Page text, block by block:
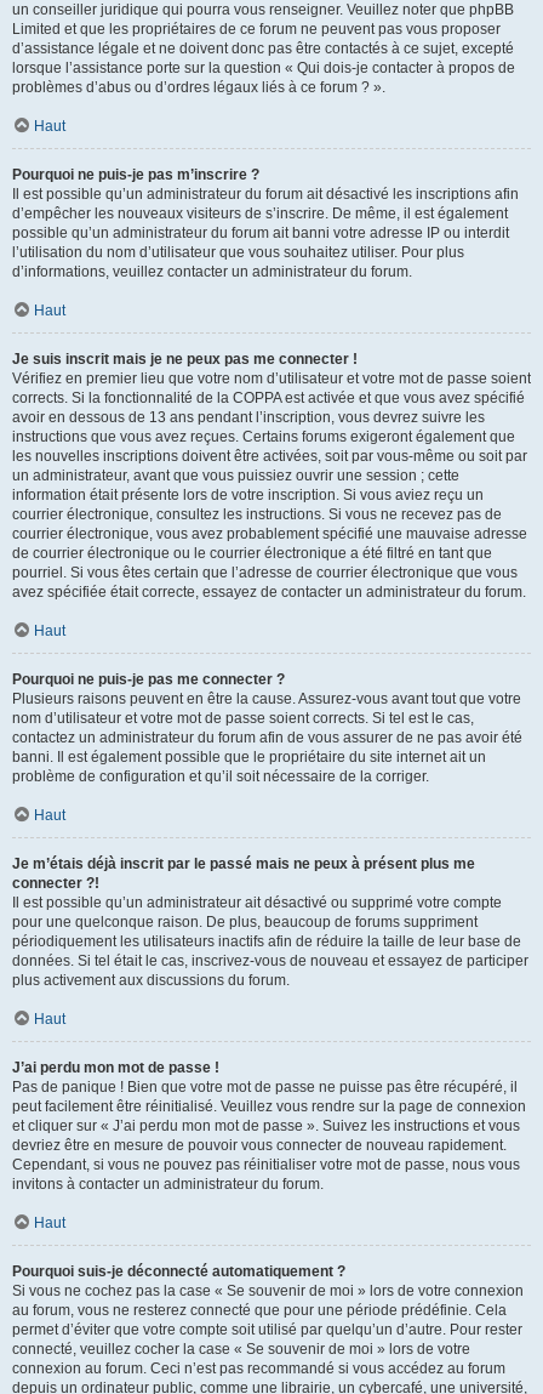
un conseiller juridique qui pourra vous renseigner. Veuillez noter que phpBB
Limited et que les propriétaires de ce forum ne peuvent pas vous proposer
d’assistance légale et ne doivent donc pas être contactés à ce sujet, excepté
lorsque l’assistance porte sur la question « Qui dois-je contacter à propos de
problèmes d’abus ou d’ordres légaux liés à ce forum ? ».
Haut
Pourquoi ne puis-je pas m’inscrire ?
Il est possible qu’un administrateur du forum ait désactivé les inscriptions afin
d’empêcher les nouveaux visiteurs de s’inscrire. De même, il est également
possible qu’un administrateur du forum ait banni votre adresse IP ou interdit
l’utilisation du nom d’utilisateur que vous souhaitez utiliser. Pour plus
d’informations, veuillez contacter un administrateur du forum.
Haut
Je suis inscrit mais je ne peux pas me connecter !
Vérifiez en premier lieu que votre nom d’utilisateur et votre mot de passe soient
corrects. Si la fonctionnalité de la COPPA est activée et que vous avez spécifié
avoir en dessous de 13 ans pendant l’inscription, vous devrez suivre les
instructions que vous avez reçues. Certains forums exigeront également que
les nouvelles inscriptions doivent être activées, soit par vous-même ou soit par
un administrateur, avant que vous puissiez ouvrir une session ; cette
information était présente lors de votre inscription. Si vous aviez reçu un
courrier électronique, consultez les instructions. Si vous ne recevez pas de
courrier électronique, vous avez probablement spécifié une mauvaise adresse
de courrier électronique ou le courrier électronique a été filtré en tant que
pourriel. Si vous êtes certain que l’adresse de courrier électronique que vous
avez spécifiée était correcte, essayez de contacter un administrateur du forum.
Haut
Pourquoi ne puis-je pas me connecter ?
Plusieurs raisons peuvent en être la cause. Assurez-vous avant tout que votre
nom d’utilisateur et votre mot de passe soient corrects. Si tel est le cas,
contactez un administrateur du forum afin de vous assurer de ne pas avoir été
banni. Il est également possible que le propriétaire du site internet ait un
problème de configuration et qu’il soit nécessaire de la corriger.
Haut
Je m’étais déjà inscrit par le passé mais ne peux à présent plus me
connecter ?!
Il est possible qu’un administrateur ait désactivé ou supprimé votre compte
pour une quelconque raison. De plus, beaucoup de forums suppriment
périodiquement les utilisateurs inactifs afin de réduire la taille de leur base de
données. Si tel était le cas, inscrivez-vous de nouveau et essayez de participer
plus activement aux discussions du forum.
Haut
J’ai perdu mon mot de passe !
Pas de panique ! Bien que votre mot de passe ne puisse pas être récupéré, il
peut facilement être réinitialisé. Veuillez vous rendre sur la page de connexion
et cliquer sur « J’ai perdu mon mot de passe ». Suivez les instructions et vous
devriez être en mesure de pouvoir vous connecter de nouveau rapidement.
Cependant, si vous ne pouvez pas réinitialiser votre mot de passe, nous vous
invitons à contacter un administrateur du forum.
Haut
Pourquoi suis-je déconnecté automatiquement ?
Si vous ne cochez pas la case « Se souvenir de moi » lors de votre connexion
au forum, vous ne resterez connecté que pour une période prédéfinie. Cela
permet d’éviter que votre compte soit utilisé par quelqu’un d’autre. Pour rester
connecté, veuillez cocher la case « Se souvenir de moi » lors de votre
connexion au forum. Ceci n’est pas recommandé si vous accédez au forum
depuis un ordinateur public, comme une librairie, un cybercafé, une université,